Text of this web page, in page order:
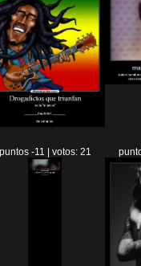
puntos -11 | votos: 21